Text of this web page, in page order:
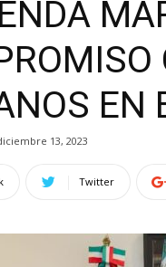
EN
13, 2023
Twitter